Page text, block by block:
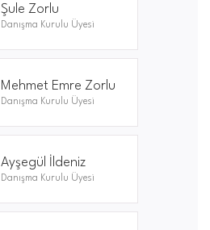
Şule Zorlu
Danışma Kurulu Üyesi
Mehmet Emre Zorlu
Danışma Kurulu Üyesi
Ayşegül İldeniz
Danışma Kurulu Üyesi